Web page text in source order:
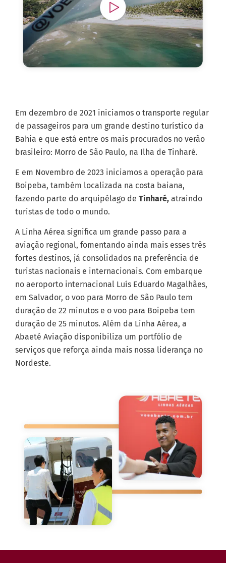
Em dezembro de 2021 iniciamos o transporte regular
de passageiros para um grande destino turístico da
Bahia e que está entre os mais procurados no verão
brasileiro: Morro de São Paulo, na Ilha de Tinharé.
E em Novembro de 2023 iniciamos a operação para
Boipeba, também localizada na costa baiana,
fazendo parte do arquipélago de Tinharé, atraindo
turistas de todo o mundo.
A Linha Aérea significa um grande passo para a
aviação regional, fomentando ainda mais esses três
fortes destinos, já consolidados na preferência de
turistas nacionais e internacionais. Com embarque
no aeroporto internacional Luís Eduardo Magalhães,
em Salvador, o voo para Morro de São Paulo tem
duração de 22 minutos e o voo para Boipeba tem
duração de 25 minutos. Além da Linha Aérea, a
Abaeté Aviação disponibiliza um portfólio de
serviços que reforça ainda mais nossa liderança no
Nordeste.